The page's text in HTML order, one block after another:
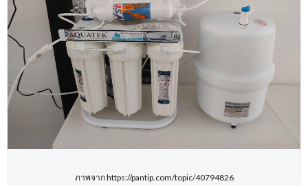
ภาพจาก https://pantip.com/topic/40794826